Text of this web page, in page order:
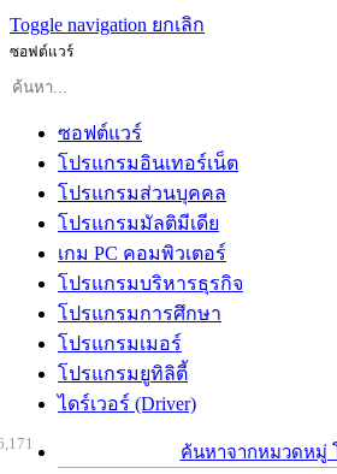
Toggle navigation ยกเลิก
ซอฟต์แวร์
ซอฟต์แวร์
โปรแกรมอินเทอร์เน็ต
โปรแกรมส่วนบุคคล
โปรแกรมมัลติมีเดีย
เกม PC คอมพิวเตอร์
โปรแกรมบริหารธุรกิจ
โปรแกรมการศึกษา
โปรแกรมเมอร์
โปรแกรมยูทิลิตี้
ไดร์เวอร์ (Driver)
ค้นหาจากหมวดหมู่